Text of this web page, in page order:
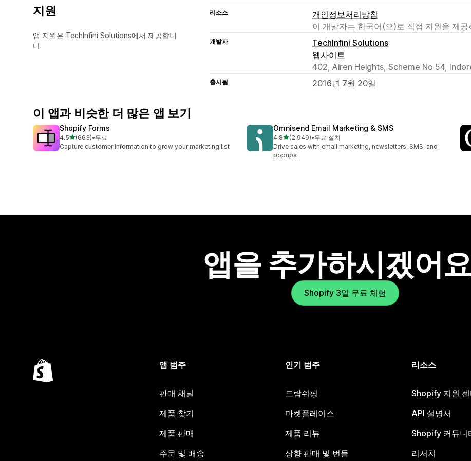
지원
앱 지원은 TechInfini Solutions에서 제공합니
다.
리소스
개인정보처리방침
이 개발자는 한국어(으)로 직접 지원을 제공
개발자
TechInfini Solutions
웹사이트
402, Airen Heights, Scheme No 54,
출시됨 2016년 7월 20일
이 앱과 비슷한 더 많은 앱 보기
Shopify Forms
4.5별 5개 중
(663)
총 리뷰 663개
•무료
Capture customer information to grow your marketing list
Omnisend Email Marketing & SMS
4.8별 5개 중
(2,949)
총 리뷰 2949개
•무료 설치
Drive sales with email marketing, newsletters, SMS, and
popups
앱을 추가하시겠어
Shopify 3일 무료 체험
앱 범주
판매 채널
제품 찾기
제품 판매
주문 및 배송
인기 범주
드랍쉬핑
마켓플레이스
제품 리뷰
상향 판매 및 번들
리소스
Shopify 지원 센
API 설명서
Shopify 커뮤니
리서치